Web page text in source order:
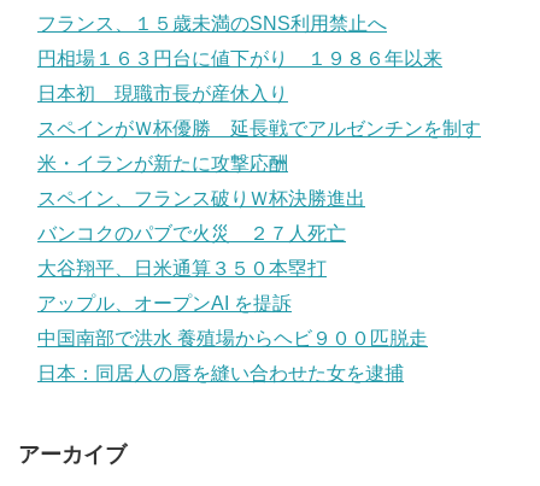
フランス、１５歳未満のSNS利用禁止へ
円相場１６３円台に値下がり １９８６年以来
日本初 現職市長が産休入り
スペインがＷ杯優勝 延長戦でアルゼンチンを制す
米・イランが新たに攻撃応酬
スペイン、フランス破りＷ杯決勝進出
バンコクのパブで火災 ２７人死亡
大谷翔平、日米通算３５０本塁打
アップル、オープンAI を提訴
中国南部で洪水 養殖場からヘビ９００匹脱走
日本：同居人の唇を縫い合わせた女を逮捕
アーカイブ